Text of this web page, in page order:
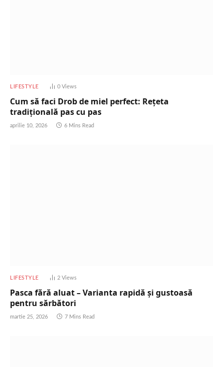
LIFESTYLE 0 Views
Cum să faci Drob de miel perfect: Rețeta
tradițională pas cu pas
aprilie 10, 2026 6 Mins Read
LIFESTYLE 2 Views
Pasca fără aluat – Varianta rapidă și gustoasă
pentru sărbători
martie 25, 2026 7 Mins Read